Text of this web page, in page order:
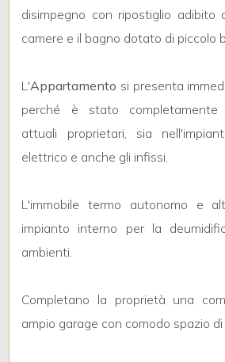
disimpegno con ripostiglio adibito
camere e il bagno dotato di piccolo
L'Appartamento si presenta
perché è stato completamente
attuali proprietari, sia
elettrico e anche gli infissi.
L'immobile termo autonomo e
impianto interno per la
ambienti.
Completano la proprietà una
ampio garage con comodo spazio
minimi
2